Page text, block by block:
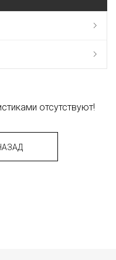
отсутствуют!